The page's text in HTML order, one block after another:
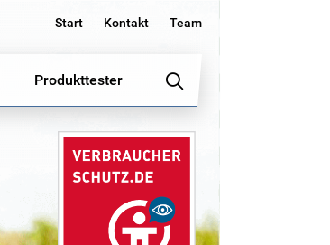
Start Kontakt Team
Produkttester